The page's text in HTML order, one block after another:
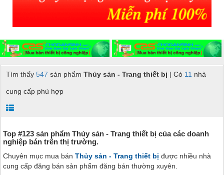
Tìm thấy 547 sản phẩm Thủy sản - Trang thiết bị | Có 11 nhà
cung cấp phù hợp
Top #123 sản phẩm Thủy sản - Trang thiết bị của các doanh
nghiệp bán trên thị trường.
Chuyên mục mua bán Thủy sản - Trang thiết bị được nhiều nhà
cung cấp đăng bán sản phẩm đăng bán thường xuyên.